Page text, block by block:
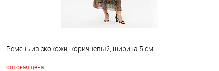
Ремень из экокожи, коричневый, ширина 5 см
оптовая цена